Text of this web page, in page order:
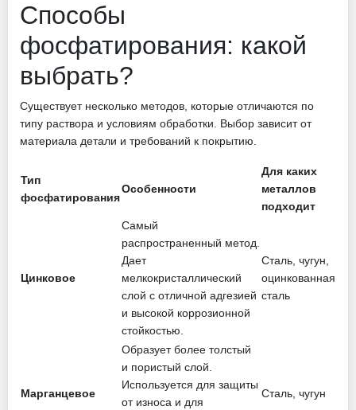
Способы
фосфатирования: какой
выбрать?
Существует несколько методов, которые отличаются по
типу раствора и условиям обработки. Выбор зависит от
материала детали и требований к покрытию.
Тип
фосфатирования
Особенности
Для каких
металлов
подходит
Цинковое
Самый
распространенный метод.
Дает
мелкокристаллический
слой с отличной адгезией
и высокой коррозионной
стойкостью.
Сталь, чугун,
оцинкованная
сталь
Марганцевое
Образует более толстый
и пористый слой.
Используется для защиты
от износа и для
Сталь, чугун